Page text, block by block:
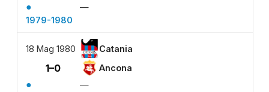
●
—
1979-1980
18 Mag 1980 Catania
1–0 Ancona
●
—